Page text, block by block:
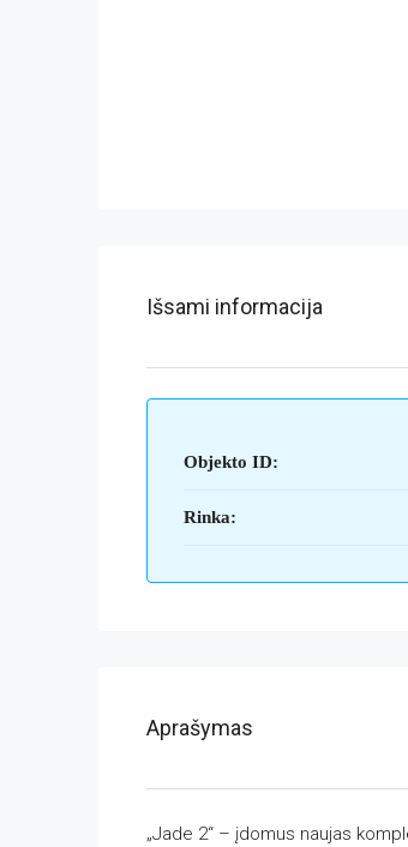
Išsami informacija
Objekto ID:
Rinka:
Aprašymas
„Jade 2“ – įdomus naujas